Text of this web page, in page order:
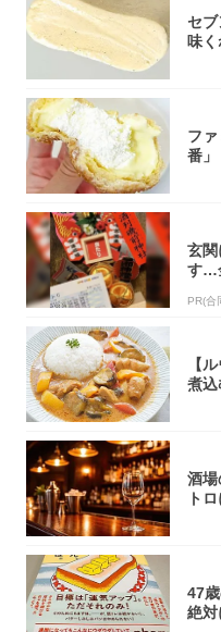
セ
味
フ
番」
玄関
す…
PR(合
【
煮込
酒場
ト
47
絶対